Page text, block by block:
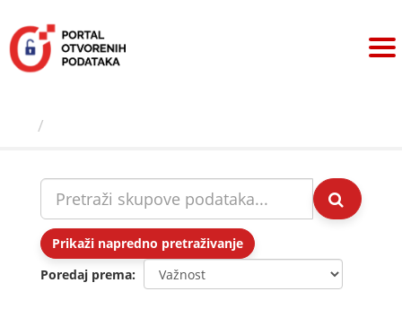
sadržaj
Prikaži napredno pretraživanje
Poredaj prema